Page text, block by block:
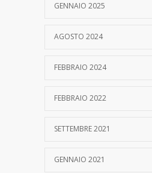
GENNAIO 2025
AGOSTO 2024
FEBBRAIO 2024
FEBBRAIO 2022
SETTEMBRE 2021
GENNAIO 2021